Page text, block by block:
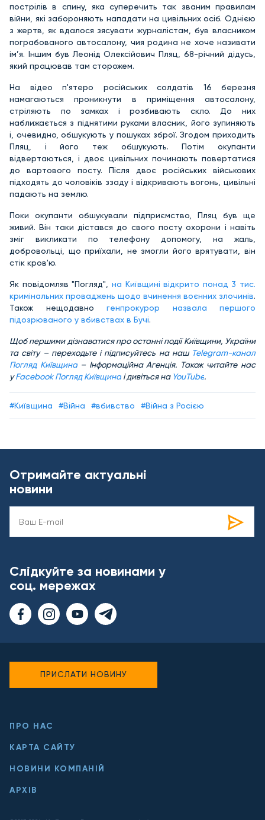
пострілів в спину, яка суперечить так званим правилам
війни, які забороняють нападати на цивільних осіб. Однією
з жертв, як вдалося зясувати журналістам, був власником
пограбованого автосалону, чия родина не хоче називати
ім’я. Іншим був Леонід Олексійович Пляц, 68-річний дідусь,
який працював там сторожем.
На відео п'ятеро російських солдатів 16 березня
намагаються проникнути в приміщення автосалону,
стріляють по замках і розбивають скло. До них
наближається з піднятими руками власник, його зупиняють
і, очевидно, обшукують у пошуках зброї. Згодом приходить
Пляц, і його теж обшукують. Потім окупанти
відвертаються, і двоє цивільних починають повертатися
до вартового посту. Після двоє російських військових
підходять до чоловіків ззаду і відкривають вогонь, цивільні
падають на землю.
Поки окупанти обшукували підприємство, Пляц був ще
живий. Він таки дістався до свого посту охорони і навіть
зміг викликати по телефону допомогу, на жаль,
добровольці, що приїхали, не змогли його врятувати, він
стік кров'ю.
Як повідомляв "Погляд", на Київщині відкрито понад 3 тис.
кримінальних проваджень щодо вчинення воєнних злочинів.
Також нещодавно генпрокурор назвала першого
підозрюваного у вбивствах в Бучі.
Щоб першими дізнаватися про останні події Київщини, України
та світу – переходьте і підписуйтесь на наш Telegram-канал
Погляд Київщина– Інформаційна Агенція. Також читайте нас
уFacebook Погляд Київщина і дивіться на YouTube.
#Київщина #Війна #вбивство #Війна з Росією
Отримайте актуальні
новини
Слідкуйте за новинами у
соц. мережах
ПРО НАС
КАРТА САЙТУ
НОВИНИ КОМПАНІЙ
АРХІВ
ПРИСЛАТИ НОВИНУ